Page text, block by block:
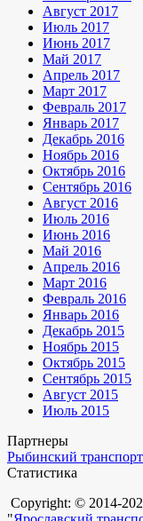
Август 2017
Июль 2017
Июнь 2017
Май 2017
Апрель 2017
Март 2017
Февраль 2017
Январь 2017
Декабрь 2016
Ноябрь 2016
Октябрь 2016
Сентябрь 2016
Август 2016
Июль 2016
Июнь 2016
Май 2016
Апрель 2016
Март 2016
Февраль 2016
Январь 2016
Декабрь 2015
Ноябрь 2015
Октябрь 2015
Сентябрь 2015
Август 2015
Июль 2015
Партнеры
Рыбинский транспорт
Статистика
Copyright: © 2014-